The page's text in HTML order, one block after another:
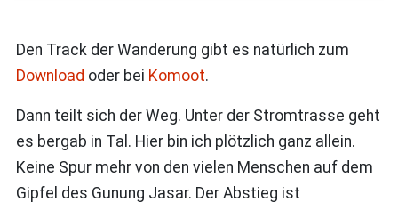
Den Track der Wanderung gibt es natürlich zum
Download oder bei Komoot.
Dann teilt sich der Weg. Unter der Stromtrasse geht
es bergab in Tal. Hier bin ich plötzlich ganz allein.
Keine Spur mehr von den vielen Menschen auf dem
Gipfel des Gunung Jasar. Der Abstieg ist